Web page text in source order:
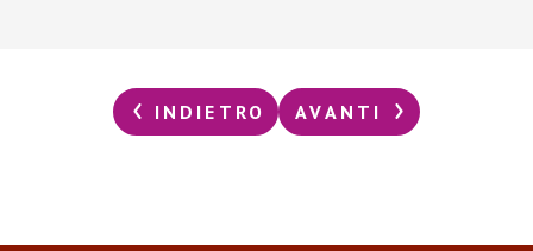
INDIETRO AVANTI